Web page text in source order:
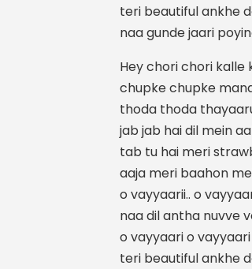
teri beautiful ankhe
naa gunde jaari
Hey chori chori kalle
chupke chupke
thoda thoda
jab jab hai dil mein
tab tu hai meri
aaja meri baahon
o vayyaarii.. o
naa dil antha nuvve
o vayyaari o
teri beautiful ankhe